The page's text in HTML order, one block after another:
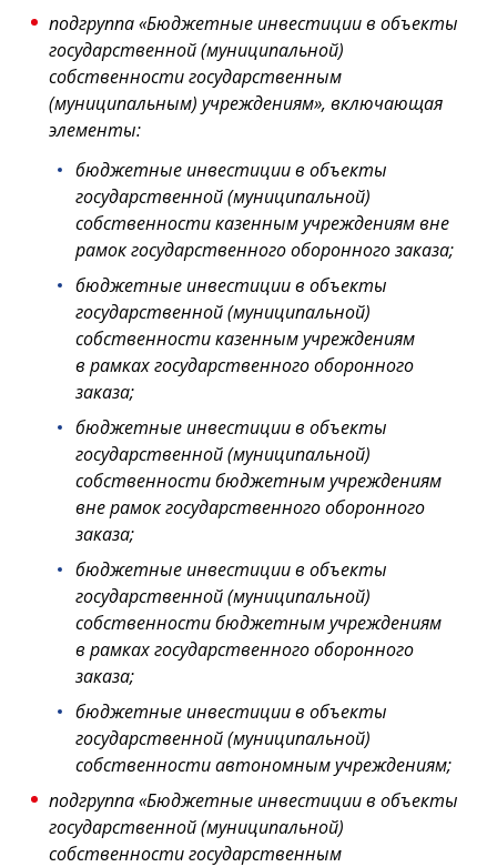
подгруппа «Бюджетные инвестиции в объекты
государственной (муниципальной)
собственности государственным
(муниципальным) учреждениям», включающая
элементы:
бюджетные инвестиции в объекты
государственной (муниципальной)
собственности казенным учреждениям вне
рамок государственного оборонного заказа;
бюджетные инвестиции в объекты
государственной (муниципальной)
собственности казенным учреждениям
в рамках государственного оборонного
заказа;
бюджетные инвестиции в объекты
государственной (муниципальной)
собственности бюджетным учреждениям
вне рамок государственного оборонного
заказа;
бюджетные инвестиции в объекты
государственной (муниципальной)
собственности бюджетным учреждениям
в рамках государственного оборонного
заказа;
бюджетные инвестиции в объекты
государственной (муниципальной)
собственности автономным учреждениям;
подгруппа «Бюджетные инвестиции в объекты
государственной (муниципальной)
собственности государственным